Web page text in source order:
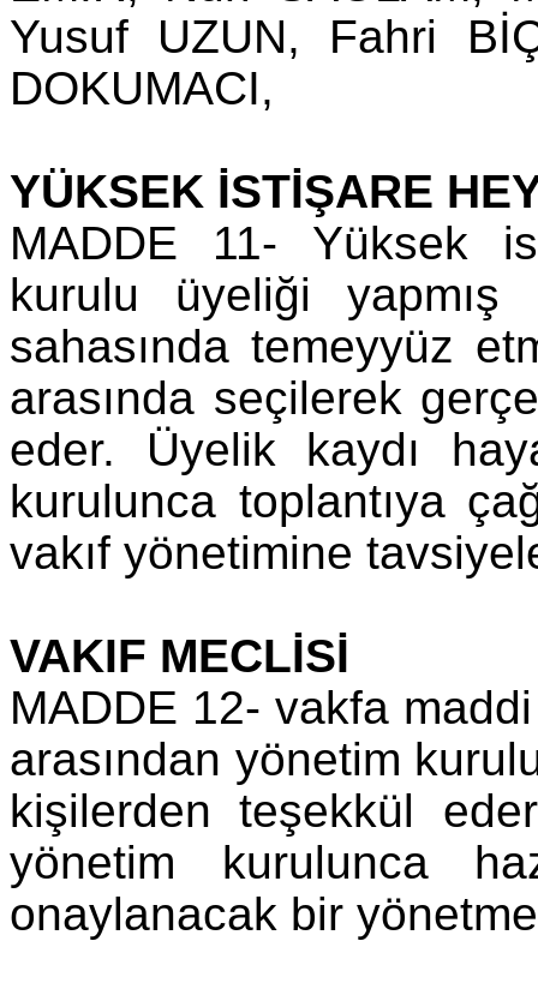
Yusuf UZUN, Fahri
DOKUMACI,
YÜKSEK İSTİŞARE
MADDE 11- Yüksek
kurulu üyeliği
sahasında temeyyüz
arasında seçilerek
eder. Üyelik kaydı
kurulunca toplantıya
vakıf yönetimine
VAKIF MECLİSİ
MADDE 12- vakfa
arasından yönetim
kişilerden teşekkül
yönetim kurulunca
onaylanacak bir